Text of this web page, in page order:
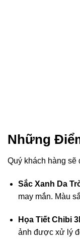
Những
Quý khách hàng sẽ
Sắc Xanh Da
may mắn. Màu
Họa Tiết Chibi
ảnh được xử lý